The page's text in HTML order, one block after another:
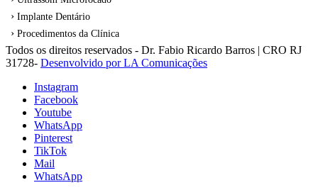
Implante Dentário
Procedimentos da Clínica
Todos os direitos reservados - Dr. Fabio Ricardo Barros | CRO RJ
31728- Desenvolvido por LA Comunicações
Instagram
Facebook
Youtube
WhatsApp
Pinterest
TikTok
Mail
WhatsApp